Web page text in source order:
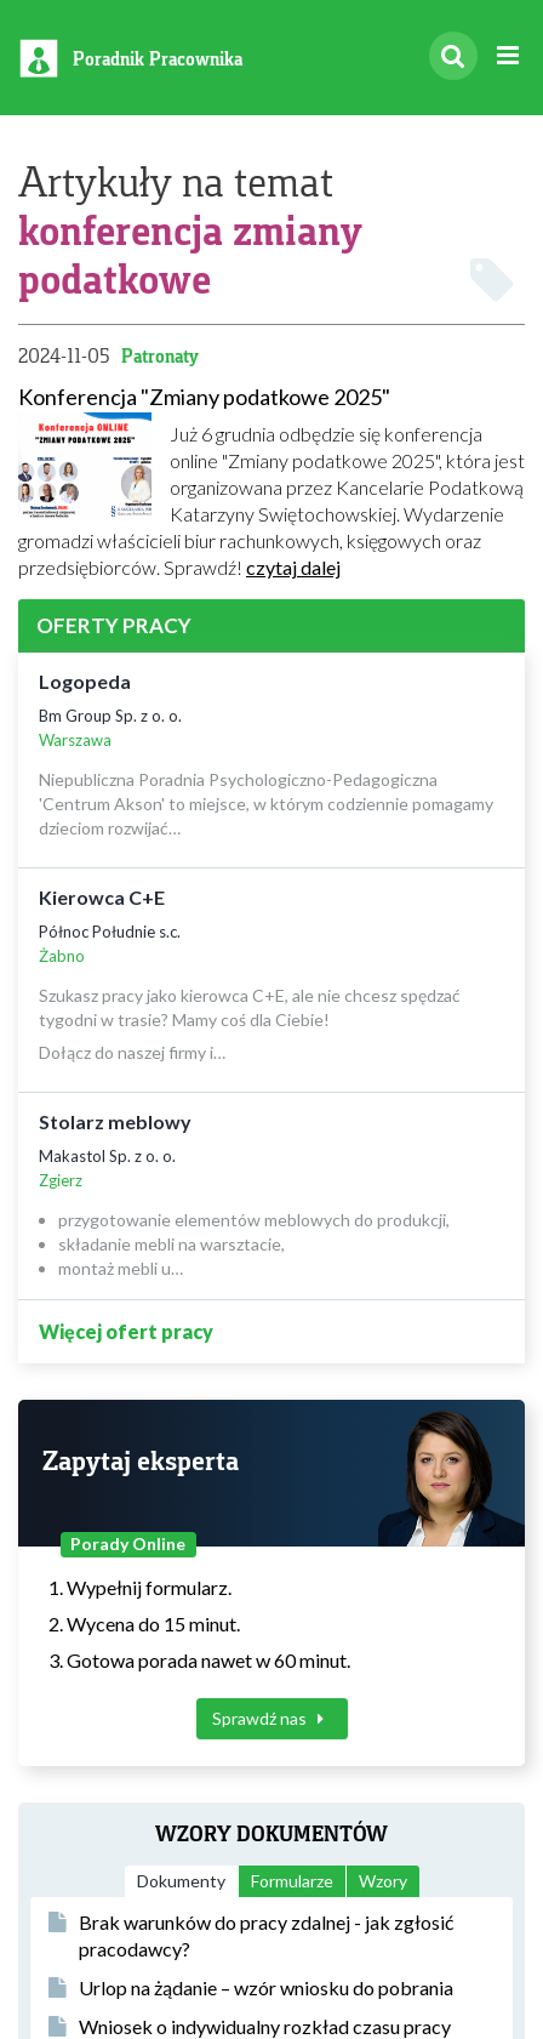
Poradnik Pracownika
Artykuły na temat
konferencja zmiany
podatkowe
2024-11-05 Patronaty
Konferencja "Zmiany podatkowe 2025"
Już 6 grudnia odbędzie się konferencja
online "Zmiany podatkowe 2025", która jest
organizowana przez Kancelarie Podatkową
Katarzyny Swiętochowskiej. Wydarzenie
gromadzi właścicieli biur rachunkowych, księgowych oraz
przedsiębiorców. Sprawdź! czytaj dalej
OFERTY PRACY
Logopeda
Bm Group Sp. z o. o.
Warszawa
Niepubliczna Poradnia Psychologiczno-Pedagogiczna
'Centrum Akson' to miejsce, w którym codziennie pomagamy
dzieciom rozwijać…
Kierowca C+E
Północ Południe s.c.
Żabno
Szukasz pracy jako kierowca C+E, ale nie chcesz spędzać
tygodni w trasie? Mamy coś dla Ciebie!
Dołącz do naszej firmy i…
Stolarz meblowy
Makastol Sp. z o. o.
Zgierz
przygotowanie elementów meblowych do produkcji,
składanie mebli na warsztacie,
montaż mebli u…
Więcej ofert pracy
Zapytaj eksperta
Porady Online
Wypełnij formularz.
Wycena do 15 minut.
Gotowa porada nawet w 60 minut.
Sprawdź nas
WZORY DOKUMENTÓW
Dokumenty Formularze Wzory
Brak warunków do pracy zdalnej - jak zgłosić
pracodawcy?
Urlop na żądanie – wzór wniosku do pobrania
Wniosek o indywidualny rozkład czasu pracy